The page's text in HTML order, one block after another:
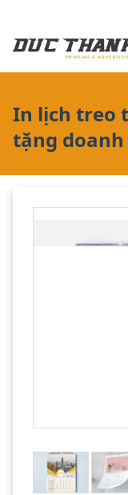
In lịch treo
tặng doanh